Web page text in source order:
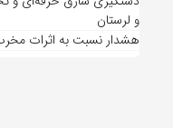
و لرستان
هشدار نسبت به اثرات